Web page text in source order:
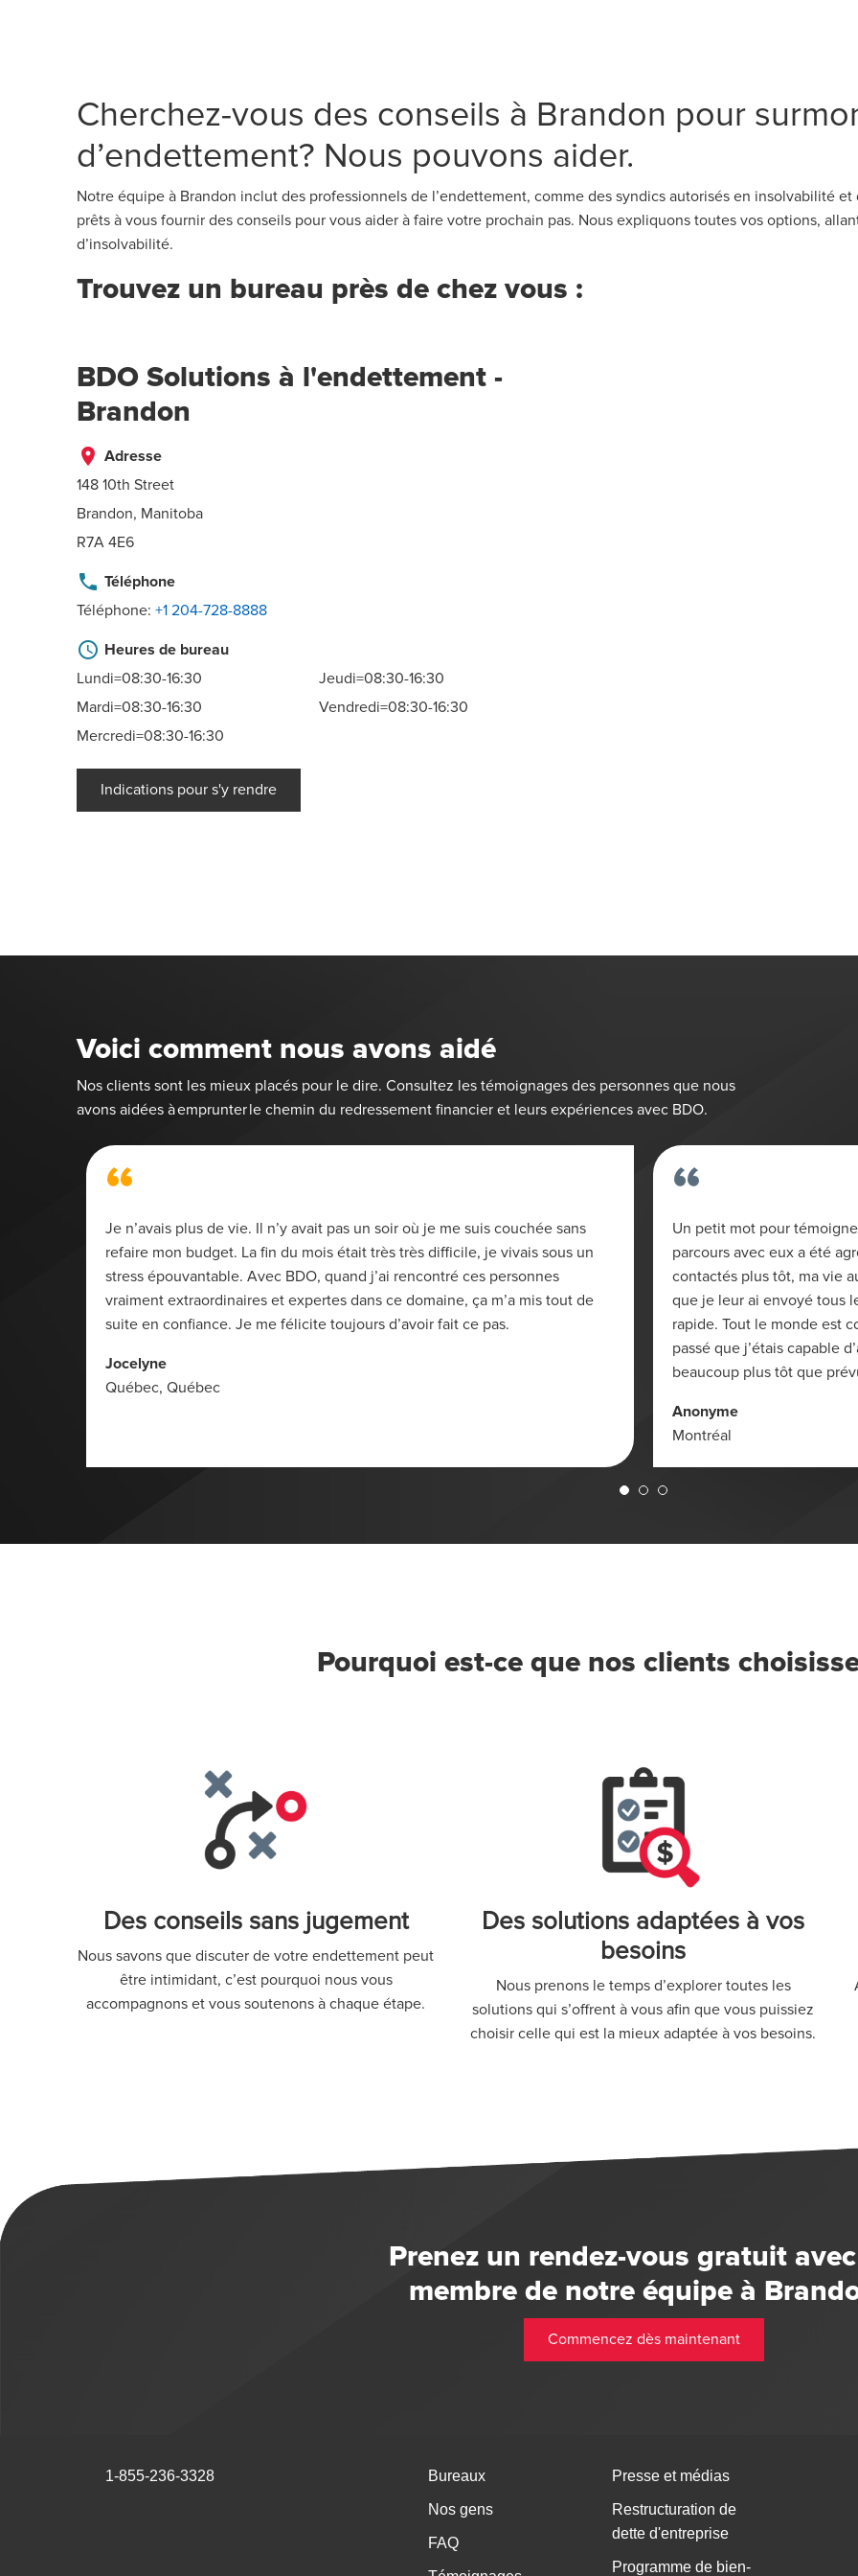
Cherchez-vous des conseils à Brandon pour
d’endettement? Nous pouvons aider.
Notre équipe à Brandon inclut des professionnels de l’endettement, comme des syndics autorisés en insolvabilité
prêts à vous fournir des conseils pour vous aider à faire votre prochain pas. Nous expliquons toutes vos options,
d’insolvabilité.
Trouvez un bureau près de chez vous :
BDO Solutions à l'endettement -
Brandon
place Adresse
148 10th Street
Brandon, Manitoba
R7A 4E6
phone Téléphone
Téléphone: +1 204-728-8888
schedule Heures de bureau
Lundi=08:30-16:30
Mardi=08:30-16:30
Mercredi=08:30-16:30
Jeudi=08:30-16:30
Vendredi=08:30-16:30
Indications pour s'y rendre
Voici comment nous avons aidé
Nos clients sont les mieux placés pour le dire. Consultez les témoignages des personnes que nous
avons aidées à emprunter le chemin du redressement financier et leurs expériences avec BDO.
“
Je n’avais plus de vie. Il n’y avait pas un soir où je me suis couchée sans
refaire mon budget. La fin du mois était très très difficile, je vivais sous un
stress épouvantable. Avec BDO, quand j’ai rencontré ces personnes
vraiment extraordinaires et expertes dans ce domaine, ça m’a mis tout de
suite en confiance. Je me félicite toujours d’avoir fait ce pas.
Jocelyne
Québec, Québec
“
Un petit mot pour
parcours avec eux a été
contactés plus tôt, ma vie
que je leur ai envoyé tous
rapide. Tout le monde est
passé que j’étais capable
beaucoup plus tôt que
Anonyme
Montréal
Pourquoi est-ce que nos clients
Des conseils sans jugement
Nous savons que discuter de votre endettement peut
être intimidant, c’est pourquoi nous vous
accompagnons et vous soutenons à chaque étape.
Des solutions adaptées à vos
besoins
Nous prenons le temps d’explorer toutes les
solutions qui s’offrent à vous afin que vous puissiez
choisir celle qui est la mieux adaptée à vos besoins.
Prenez un rendez-vous gratuit
membre de notre équipe à
Commencez dès maintenant
1-855-236-3328 Bureaux
Nos gens
FAQ
Presse et médias
Restructuration de
dette d'entreprise
Programme de bien-